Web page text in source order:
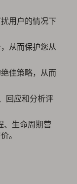
用户的情况下
从而保护您从
佳策略，从而
回应和分析评
、生命周期营
。